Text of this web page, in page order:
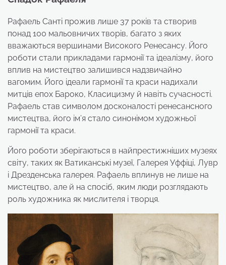
Рафаель Санті прожив лише 37 років та створив
понад 100 мальовничих творів, багато з яких
вважаються вершинами Високого Ренесансу. Його
роботи стали прикладами гармонії та ідеалізму, його
вплив на мистецтво залишився надзвичайно
вагомим. Його ідеали гармонії та краси надихали
митців епох Бароко, Класицизму й навіть сучасності.
Рафаель став символом досконалості ренесансного
мистецтва, його ім’я стало синонімом художньої
гармонії та краси.
Його роботи зберігаються в найпрестижніших музеях
світу, таких як Ватиканські музеї, Галерея Уффіці, Лувр
і Дрезденська галерея. Рафаель вплинув не лише на
мистецтво, але й на спосіб, яким люди розглядають
роль художника як мислителя і творця.